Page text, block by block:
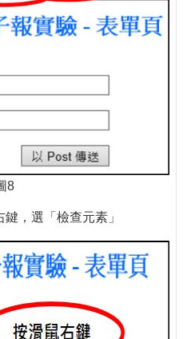
8
，選「檢查元素」